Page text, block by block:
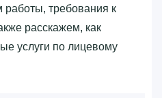
работы, требования к
расскажем, как
услуги по лицевому